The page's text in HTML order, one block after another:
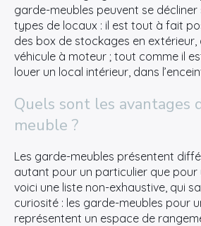
garde-meubles peuvent se décliner
types de locaux : il est tout à fait
des box de stockages en extérieur,
véhicule à moteur ; tout comme il
louer un local intérieur, dans
Quels sont les avantages
meuble ?
Les garde-meubles présentent
autant pour un particulier que pour
voici une liste non-exhaustive, qui
curiosité : les garde-meubles pour
représentent un espace de